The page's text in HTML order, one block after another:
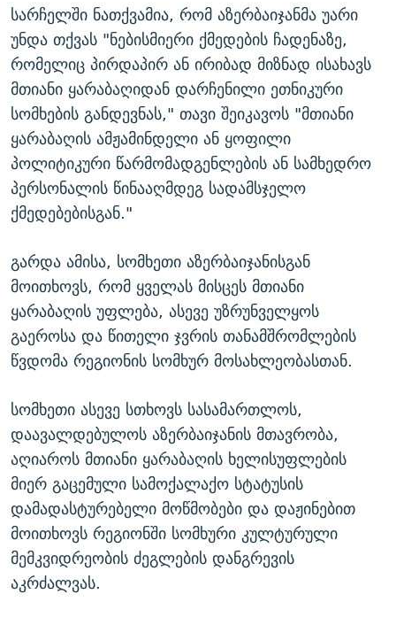
სარჩელში ნათქვამია, რომ აზერბაიჯანმა უარი
უნდა თქვას "ნებისმიერი ქმედების ჩადენაზე,
რომელიც პირდაპირ ან ირიბად მიზნად ისახავს
მთიანი ყარაბაღიდან დარჩენილი ეთნიკური
სომხების განდევნას," თავი შეიკავოს "მთიანი
ყარაბაღის ამჟამინდელი ან ყოფილი
პოლიტიკური წარმომადგენლების ან სამხედრო
პერსონალის წინააღმდეგ სადამსჯელო
ქმედებებისგან."
გარდა ამისა, სომხეთი აზერბაიჯანისგან
მოითხოვს, რომ ყველას მისცეს მთიანი
ყარაბაღის უფლება, ასევე უზრუნველყოს
გაეროსა და წითელი ჯვრის თანამშრომლების
წვდომა რეგიონის სომხურ მოსახლეობასთან.
სომხეთი ასევე სთხოვს სასამართლოს,
დაავალდებულოს აზერბაიჯანის მთავრობა,
აღიაროს მთიანი ყარაბაღის ხელისუფლების
მიერ გაცემული სამოქალაქო სტატუსის
დამადასტურებელი მოწმობები და დაჟინებით
მოითხოვს რეგიონში სომხური კულტურული
მემკვიდრეობის ძეგლების დანგრევის
აკრძალვას.